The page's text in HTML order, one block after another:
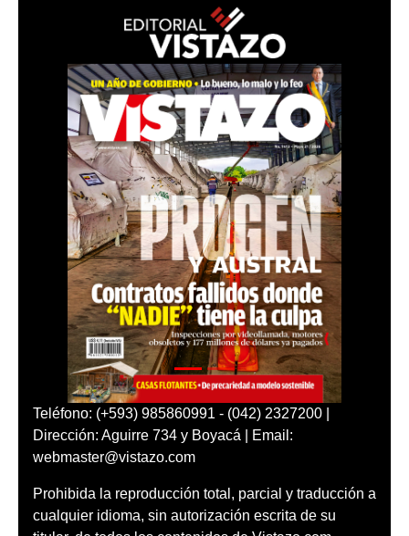
Teléfono: (+593) 985860991 - (042) 2327200 |
Dirección: Aguirre 734 y Boyacá | Email:
webmaster@vistazo.com
Prohibida la reproducción total, parcial y traducción a
cualquier idioma, sin autorización escrita de su